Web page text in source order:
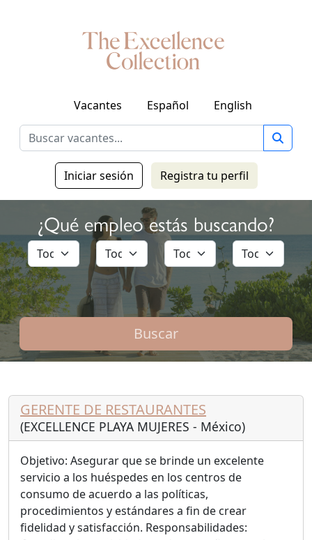
Vacantes Español English
Iniciar sesión Registra tu perfil
¿Qué empleo estás buscando?
GERENTE DE RESTAURANTES
(EXCELLENCE PLAYA MUJERES - México)
Objetivo: Asegurar que se brinde un excelente
servicio a los huéspedes en los centros de
consumo de acuerdo a las políticas,
procedimientos y estándares a fin de crear
fidelidad y satisfacción. Responsabilidades: